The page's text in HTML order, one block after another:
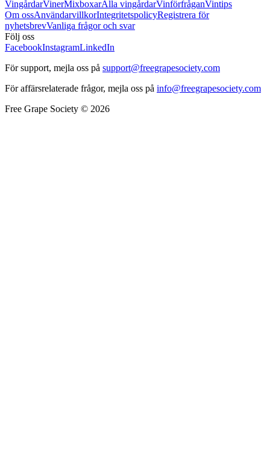
VingårdarVinerMixboxarAlla vingårdarVinförfråganVintips
Om ossAnvändarvillkorIntegritetspolicyRegistrera för
nyhetsbrevVanliga frågor och svar
Följ oss
FacebookInstagramLinkedIn
För support, mejla oss på support@freegrapesociety.com
För affärsrelaterade frågor, mejla oss på info@freegrapesociety.com
Free Grape Society © 2026